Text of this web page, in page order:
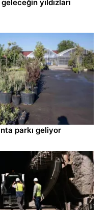
yıldızları
parkı geliyor